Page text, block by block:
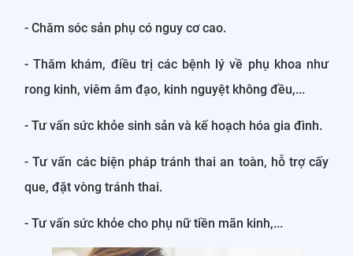
- Chăm sóc sản phụ có nguy cơ cao.
- Thăm khám, điều trị các bệnh lý về phụ khoa như
rong kinh, viêm âm đạo, kinh nguyệt không đều,...
- Tư vấn sức khỏe sinh sản và kế hoạch hóa gia đình.
- Tư vấn các biện pháp tránh thai an toàn, hỗ trợ cấy
que, đặt vòng tránh thai.
- Tư vấn sức khỏe cho phụ nữ tiền mãn kinh,...